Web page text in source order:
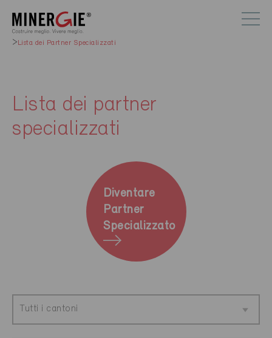
Lista dei Partner Specializzati
Lista dei partner
specializzati
Diventare
Partner
Specializzato
Tutti i cantoni